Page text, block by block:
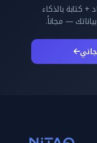
على 6 أبعاد + كتابة بالذكاء
— مجاناً.